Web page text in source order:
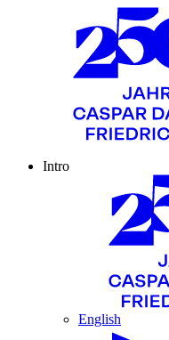
Intro
English